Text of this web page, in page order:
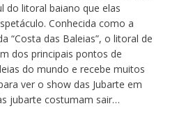
do litoral baiano que elas
Conhecida como a
“Costa das Baleias”, o litoral de
dos principais pontos de
do mundo e recebe muitos
ver o show das Jubarte em
jubarte costumam sair…